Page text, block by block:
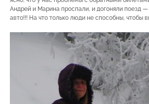
Андрей и Марина проспали, и догоняли поезд
авто!!! На что только люди не способны, чтобы